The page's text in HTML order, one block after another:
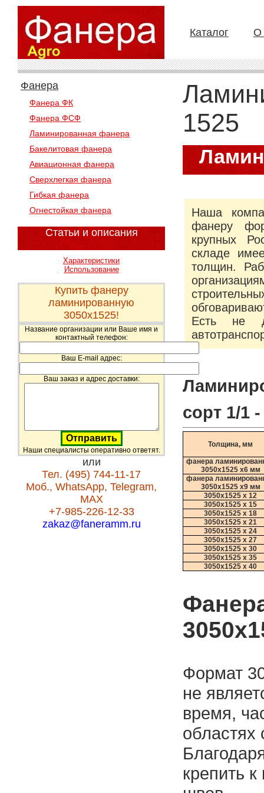
Каталог О
Фанера
Фанера ФК
Фанера ФСФ
Ламинированная фанера
Бакелитовая фанера
Авиационная фанера
Сверхлегкая фанера
Гибкая фанера
Огнестойкая фанера
Статьи и описания
Характеристики
Использование
Купить фанеру
ламинированную
3050х1525!
Название организации или Ваше имя и
контактный телефон:
Ваш E-mail адрес:
Ваш заказ и адрес доставки:
Наши специалисты оперативно ответят.
или
Тел. (495) 744-11-17
Моб., WhatsApp, Telegram,
MAX
+7-985-226-12-33
zakaz@faneramm.ru
1525
Наша
фанеру
крупных
складе
толщин.
Есть не
сорт 1/1
Толщина, мм
фанера
3050х1525 х6 мм
фанера
3050х1525 х9 мм
3050х1525 х 12
3050х1525 х 15
3050х1525 х 18
3050х1525 х 21
3050х1525 х 24
3050х1525 х 27
3050х1525 х 30
3050х1525 х 35
3050х1525 х 40
Формат
не
время,
областях
крепить